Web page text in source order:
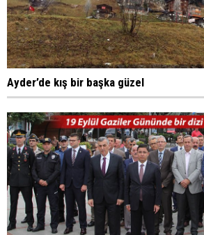
Ayder’de kış bir başka güzel